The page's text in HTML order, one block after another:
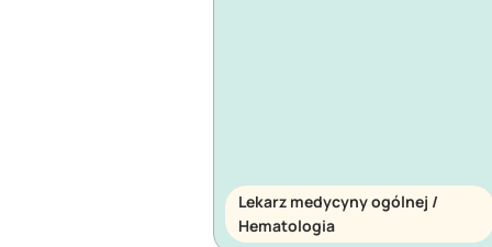
Lekarz medycyny ogólnej /
Hematologia